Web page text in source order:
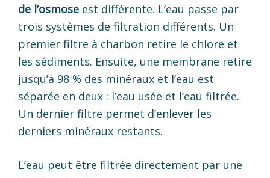
de l’osmose est différente. L’eau passe par
trois systèmes de filtration différents. Un
premier filtre à charbon retire le chlore et
les sédiments. Ensuite, une membrane retire
jusqu’à 98 % des minéraux et l’eau est
séparée en deux : l’eau usée et l’eau filtrée.
Un dernier filtre permet d’enlever les
derniers minéraux restants.
L’eau peut être filtrée directement par une